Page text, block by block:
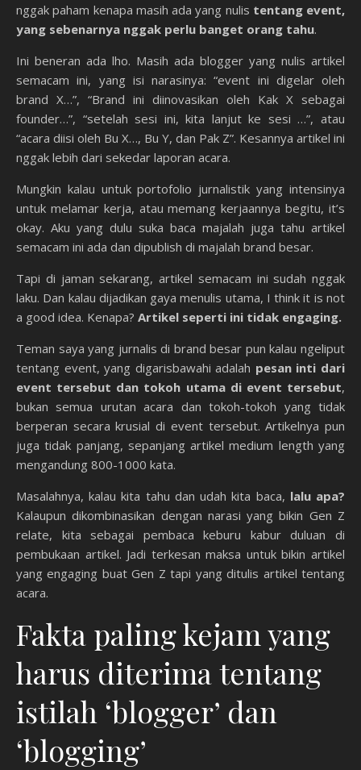
nggak paham kenapa masih ada yang nulis tentang event,
yang sebenarnya nggak perlu banget orang tahu.
Ini beneran ada lho. Masih ada blogger yang nulis artikel
semacam ini, yang isi narasinya: “event ini digelar oleh
brand X…”, “Brand ini diinovasikan oleh Kak X sebagai
founder…”, “setelah sesi ini, kita lanjut ke sesi …”, atau
“acara diisi oleh Bu X…, Bu Y, dan Pak Z”. Kesannya artikel ini
nggak lebih dari sekedar laporan acara.
Mungkin kalau untuk portofolio jurnalistik yang intensinya
untuk melamar kerja, atau memang kerjaannya begitu, it’s
okay. Aku yang dulu suka baca majalah juga tahu artikel
semacam ini ada dan dipublish di majalah brand besar.
Tapi di jaman sekarang, artikel semacam ini sudah nggak
laku. Dan kalau dijadikan gaya menulis utama, I think it is not
a good idea. Kenapa? Artikel seperti ini tidak engaging.
Teman saya yang jurnalis di brand besar pun kalau ngeliput
tentang event, yang digarisbawahi adalah pesan inti dari
event tersebut dan tokoh utama di event tersebut,
bukan semua urutan acara dan tokoh-tokoh yang tidak
berperan secara krusial di event tersebut. Artikelnya pun
juga tidak panjang, sepanjang artikel medium length yang
mengandung 800-1000 kata.
Masalahnya, kalau kita tahu dan udah kita baca, lalu apa?
Kalaupun dikombinasikan dengan narasi yang bikin Gen Z
relate, kita sebagai pembaca keburu kabur duluan di
pembukaan artikel. Jadi terkesan maksa untuk bikin artikel
yang engaging buat Gen Z tapi yang ditulis artikel tentang
acara.
Fakta paling kejam yang
harus diterima tentang
istilah ‘blogger’ dan
‘blogging’